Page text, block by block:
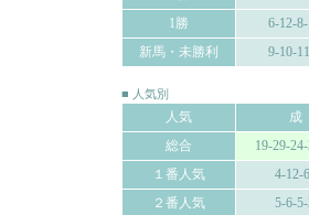
1勝 6-12-
新馬・未勝利 9-10-
■ 人気別
人気
総合
19-29-
１番人気 4-12-
２番人気 5-6-